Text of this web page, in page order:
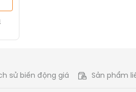
sử biến động giá Sản phẩm